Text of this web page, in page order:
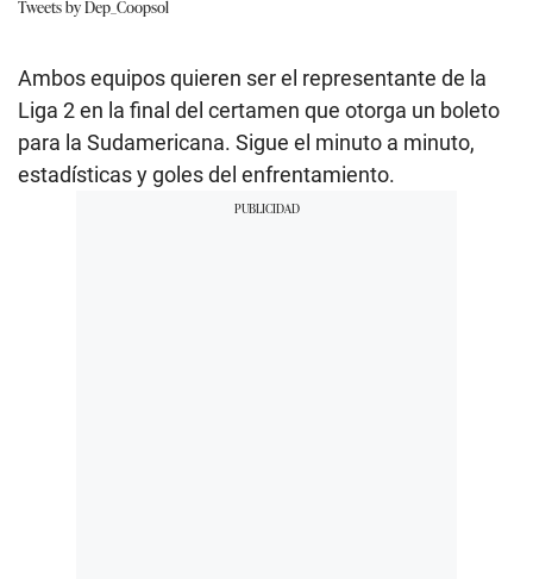
Tweets by Dep_Coopsol
Ambos equipos quieren ser el representante de la
Liga 2 en la final del certamen que otorga un boleto
para la Sudamericana. Sigue el minuto a minuto,
estadísticas y goles del enfrentamiento.